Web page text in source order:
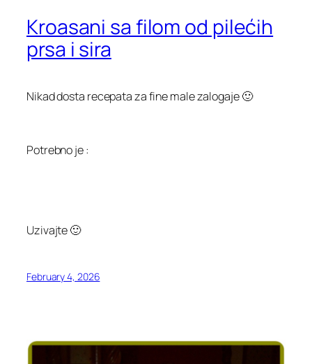
Kroasani sa filom od pilećih
prsa i sira
Nikad dosta recepata za fine male zalogaje 🙂
Potrebno je :
Uzivajte 🙂
February 4, 2026